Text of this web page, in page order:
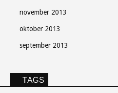
november 2013
oktober 2013
september 2013
TAGS